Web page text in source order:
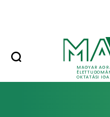
MAGYAR
OKTATÁSI
Home -